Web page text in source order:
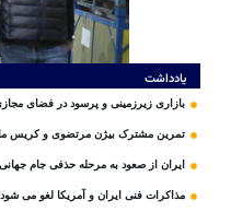
یادداشت
بازاری زیرزمینی و پرسود در فضای
تمرین مشترک بیژن مرتضوی و کریس
ایران از صعود به مرحله حذفی جام جهانی
مذاکرات فنی ایران و آمریکا لغو می